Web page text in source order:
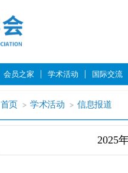
会员之家 学术活动 国际交流
首页 学术活动 信息报道
2025